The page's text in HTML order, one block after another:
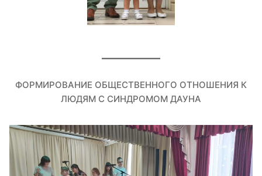
ФОРМИРОВАНИЕ ОБЩЕСТВЕННОГО ОТНОШЕНИЯ К
ЛЮДЯМ С СИНДРОМОМ ДАУНА